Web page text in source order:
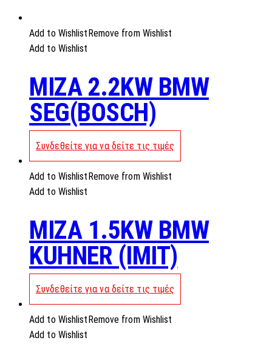
Add to Wishlist Remove from Wishlist
Add to Wishlist
MIZA 2.2KW BMW
SEG(BOSCH)
Συνδεθείτε για να δείτε τις τιμές
Add to Wishlist Remove from Wishlist
Add to Wishlist
MIZA 1.5KW BMW
KUHNER (IMIT)
Συνδεθείτε για να δείτε τις τιμές
Add to Wishlist Remove from Wishlist
Add to Wishlist